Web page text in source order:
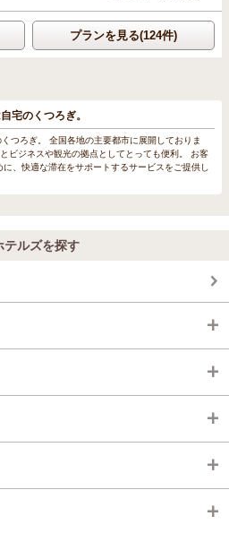
プランを見る(124件)
宅のくつろぎ。
つろぎ。 全国各地の主要都市に展開しておりま
ビジネスや観光の拠点としてとっても便利。 お客
、快適な滞在をサポートするサービスをご提供し
テルズを探す